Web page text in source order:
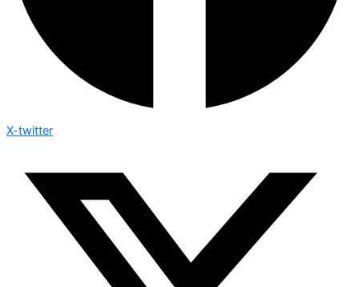
X-twitter